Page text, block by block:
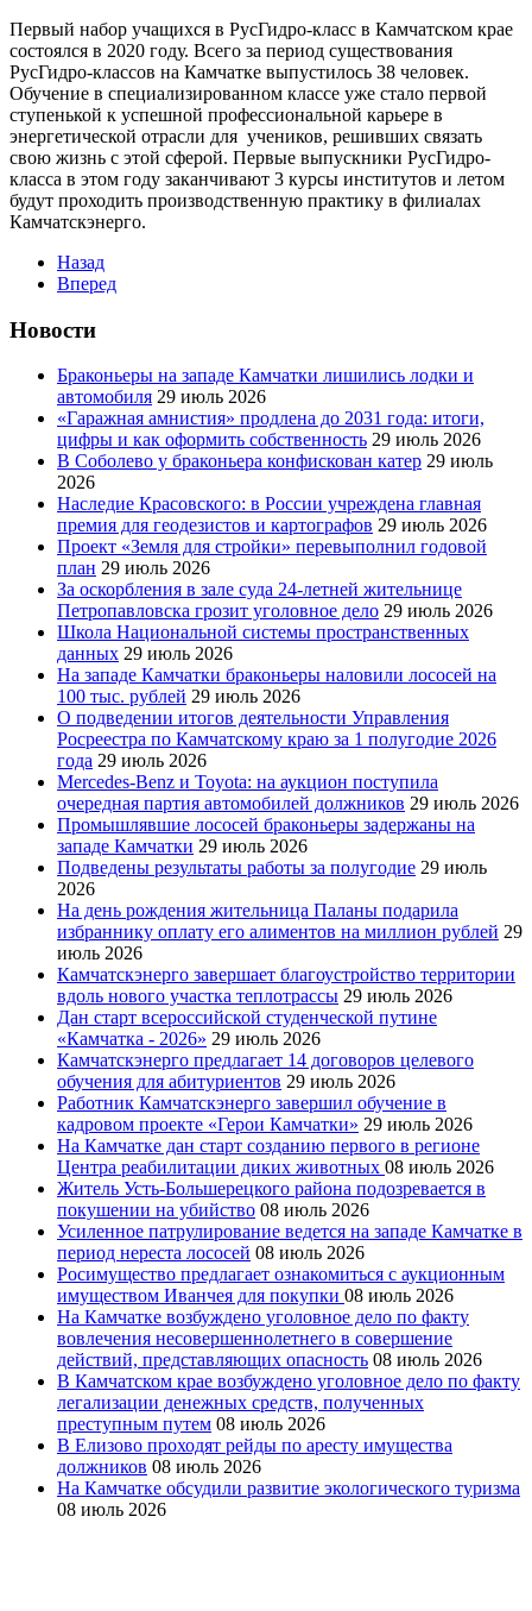
Первый набор учащихся в РусГидро-класс в Камчатском крае
состоялся в 2020 году. Всего за период существования
РусГидро-классов на Камчатке выпустилось 38 человек.
Обучение в специализированном классе уже стало первой
ступенькой к успешной профессиональной карьере в
энергетической отрасли для учеников, решивших связать
свою жизнь с этой сферой. Первые выпускники РусГидро-
класса в этом году заканчивают 3 курсы институтов и летом
будут проходить производственную практику в филиалах
Камчатскэнерго.
Назад
Вперед
Новости
Браконьеры на западе Камчатки лишились лодки и
автомобиля 29 июль 2026
«Гаражная амнистия» продлена до 2031 года: итоги,
цифры и как оформить собственность 29 июль 2026
В Соболево у браконьера конфискован катер 29 июль
2026
Наследие Красовского: в России учреждена главная
премия для геодезистов и картографов 29 июль 2026
Проект «Земля для стройки» перевыполнил годовой
план 29 июль 2026
За оскорбления в зале суда 24-летней жительнице
Петропавловска грозит уголовное дело 29 июль 2026
Школа Национальной системы пространственных
данных 29 июль 2026
На западе Камчатки браконьеры наловили лососей на
100 тыс. рублей 29 июль 2026
О подведении итогов деятельности Управления
Росреестра по Камчатскому краю за 1 полугодие 2026
года 29 июль 2026
Mercedes-Benz и Toyota: на аукцион поступила
очередная партия автомобилей должников 29 июль 2026
Промышлявшие лососей браконьеры задержаны на
западе Камчатки 29 июль 2026
Подведены результаты работы за полугодие 29 июль
2026
На день рождения жительница Паланы подарила
избраннику оплату его алиментов на миллион рублей 29
июль 2026
Камчатскэнерго завершает благоустройство территории
вдоль нового участка теплотрассы 29 июль 2026
Дан старт всероссийской студенческой путине
«Камчатка - 2026» 29 июль 2026
Камчатскэнерго предлагает 14 договоров целевого
обучения для абитуриентов 29 июль 2026
Работник Камчатскэнерго завершил обучение в
кадровом проекте «Герои Камчатки» 29 июль 2026
На Камчатке дан старт созданию первого в регионе
Центра реабилитации диких животных 08 июль 2026
Житель Усть-Большерецкого района подозревается в
покушении на убийство 08 июль 2026
Усиленное патрулирование ведется на западе Камчатке в
период нереста лососей 08 июль 2026
Росимущество предлагает ознакомиться с аукционным
имуществом Иванчея для покупки 08 июль 2026
На Камчатке возбуждено уголовное дело по факту
вовлечения несовершеннолетнего в совершение
действий, представляющих опасность 08 июль 2026
В Камчатском крае возбуждено уголовное дело по факту
легализации денежных средств, полученных
преступным путем 08 июль 2026
В Елизово проходят рейды по аресту имущества
должников 08 июль 2026
На Камчатке обсудили развитие экологического туризма
08 июль 2026